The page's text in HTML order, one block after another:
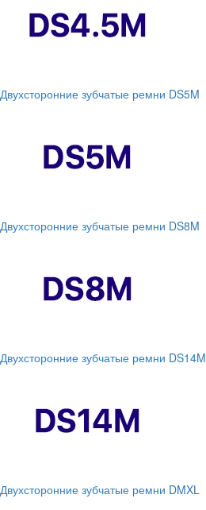
Двухсторонние зубчатые ремни DS5M
Двухсторонние зубчатые ремни DS8M
Двухсторонние зубчатые ремни DS14M
Двухсторонние зубчатые ремни DMXL